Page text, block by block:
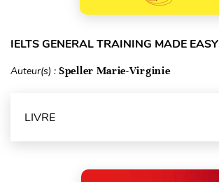
IELTS GENERAL TRAINING MADE EASY
Auteur(s) : Speller Marie-Virginie
LIVRE